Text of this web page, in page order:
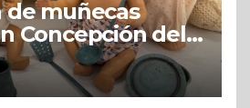
de muñecas
Concepción del